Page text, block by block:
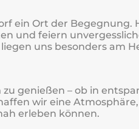
ein Ort der Begegnung.
und feiern
uns besonders am
genießen – ob in
wir eine Atmosphäre,
erleben können.